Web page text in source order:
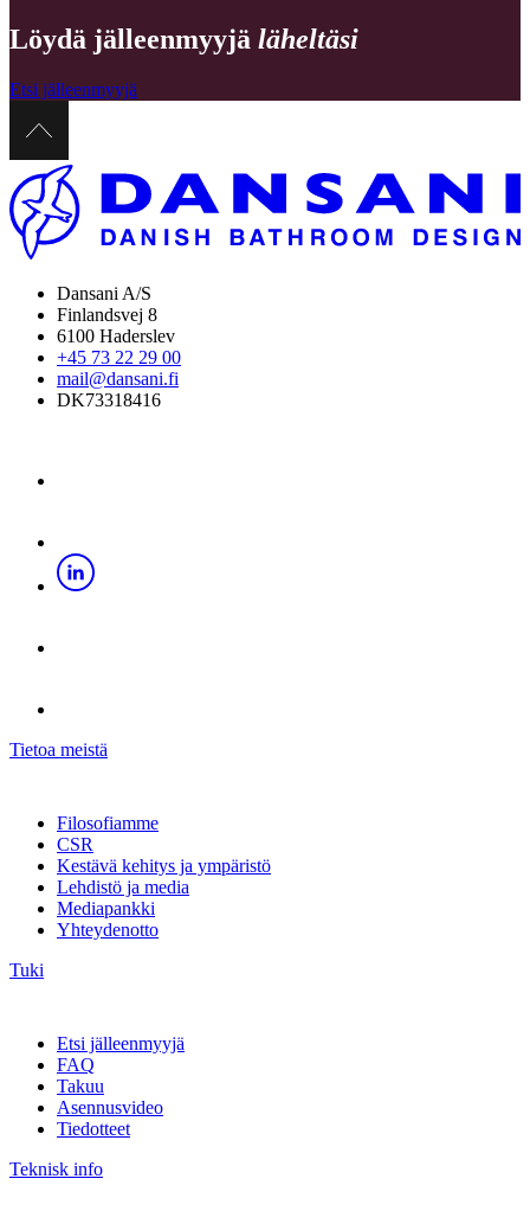
Löydä jälleenmyyjä läheltäsi
Etsi jälleenmyyjä
Dansani A/S
Finlandsvej 8
6100 Haderslev
+45 73 22 29 00
mail@dansani.fi
DK73318416
Tietoa meistä
Filosofiamme
CSR
Kestävä kehitys ja ympäristö
Lehdistö ja media
Mediapankki
Yhteydenotto
Tuki
Etsi jälleenmyyjä
FAQ
Takuu
Asennusvideo
Tiedotteet
Teknisk info